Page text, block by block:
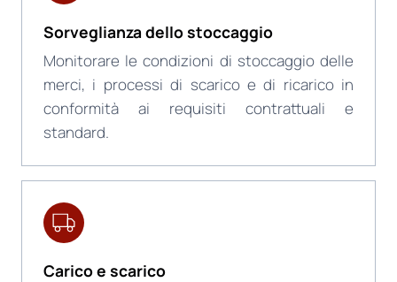
Sorveglianza dello stoccaggio
Monitorare le condizioni di stoccaggio delle
merci, i processi di scarico e di ricarico in
conformità ai requisiti contrattuali e
standard.
Carico e scarico